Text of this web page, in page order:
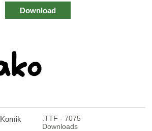
Download
Komik
.TTF - 7075
Downloads